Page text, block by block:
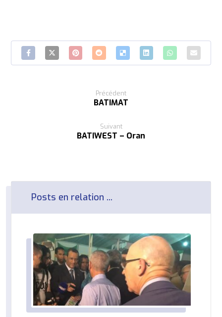
Précédent
BATIMAT
Suivant
BATIWEST – Oran
Posts en relation ...